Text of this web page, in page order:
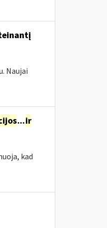
Naujai
...ir
kad